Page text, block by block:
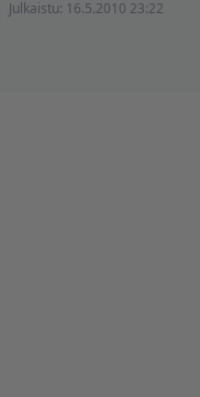
Julkaistu: 16.5.2010 23:22